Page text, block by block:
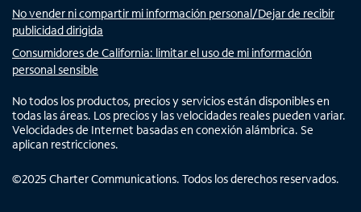
No vender ni compartir mi información personal/Dejar de recibir
publicidad dirigida
Consumidores de California: limitar el uso de mi información
personal sensible
No todos los productos, precios y servicios están disponibles en
todas las áreas. Los precios y las velocidades reales pueden variar.
Velocidades de Internet basadas en conexión alámbrica. Se
aplican restricciones.
©2025 Charter Communications. Todos los derechos reservados.